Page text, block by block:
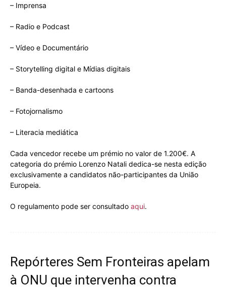
– Imprensa
– Radio e Podcast
– Vídeo e Documentário
– Storytelling digital e Mídias digitais
– Banda-desenhada e cartoons
– Fotojornalismo
– Literacia mediática
Cada vencedor recebe um prémio no valor de 1.200€. A
categoria do prémio Lorenzo Natali dedica-se nesta edição
exclusivamente a candidatos não-participantes da União
Europeia.
O regulamento pode ser consultado aqui.
Repórteres Sem Fronteiras apelam
à ONU que intervenha contra